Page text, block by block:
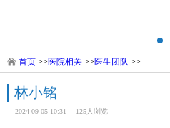
首页 >>医院相关 >>医生团队 >>
林小铭
2024-09-05 10:31 125人浏览